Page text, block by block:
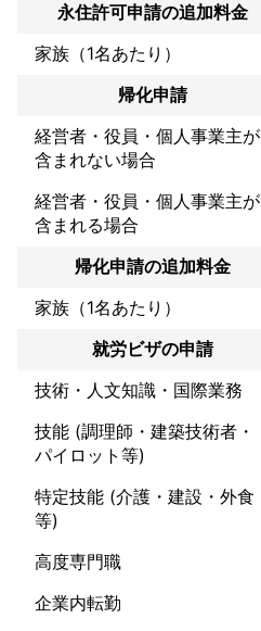
永住許可申請の追加料金
家族（1名あたり）
帰化申請
経営者・役員・個人事業主が
含まれない場合
経営者・役員・個人事業主が
含まれる場合
帰化申請の追加料金
家族（1名あたり）
就労ビザの申請
技術・人文知識・国際業務
技能 (調理師・建築技術者・
パイロット等)
特定技能 (介護・建設・外食
等)
高度専門職
企業内転勤